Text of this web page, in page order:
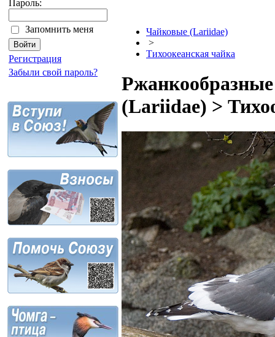
Пароль:
Запомнить меня
Регистрация
Забыли свой пароль?
Чайковые (Lariidae)
>
Тихоокеанская чайка
(Lariidae) >